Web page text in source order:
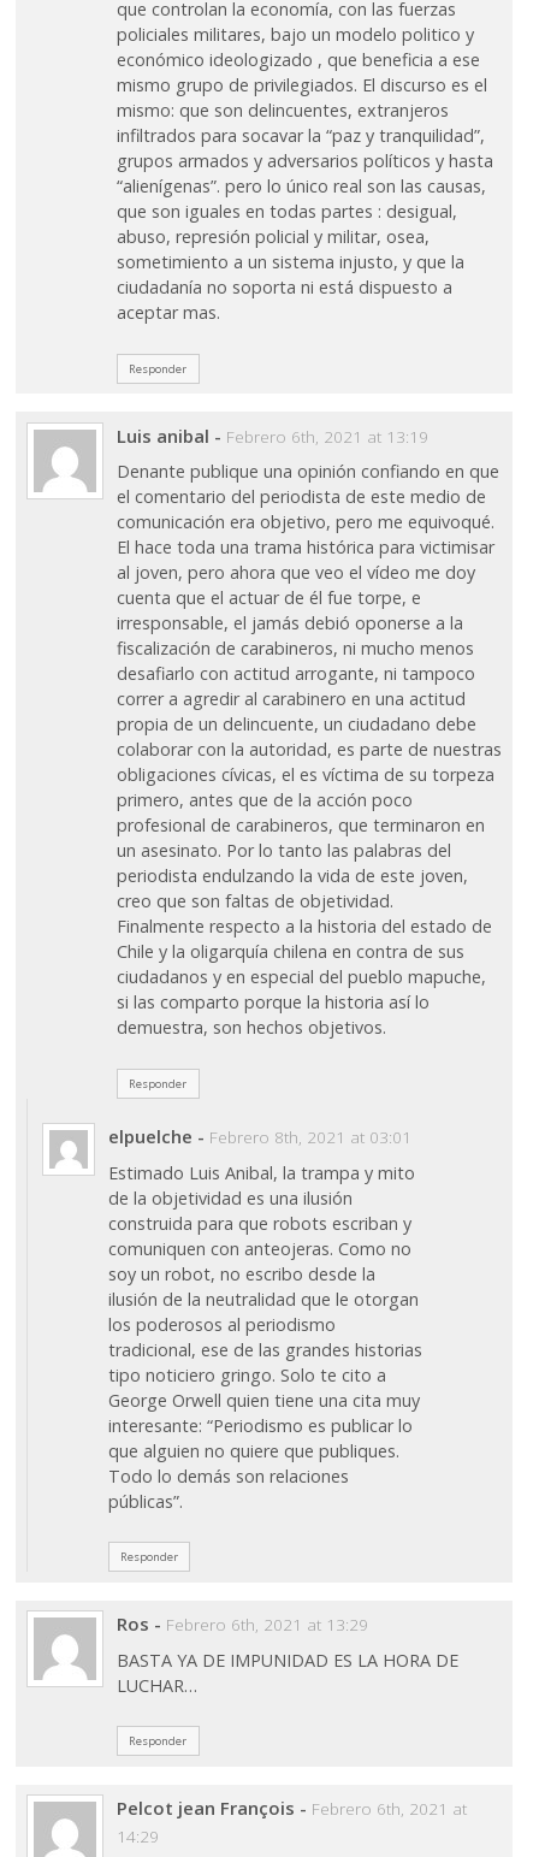
que controlan la economía, con las fuerzas
policiales militares, bajo un modelo politico y
económico ideologizado , que beneficia a ese
mismo grupo de privilegiados. El discurso es el
mismo: que son delincuentes, extranjeros
infiltrados para socavar la “paz y tranquilidad”,
grupos armados y adversarios políticos y hasta
“alienígenas”. pero lo único real son las causas,
que son iguales en todas partes : desigual,
abuso, represión policial y militar, osea,
sometimiento a un sistema injusto, y que la
ciudadanía no soporta ni está dispuesto a
aceptar mas.
Responder
Luis anibal - Febrero 6th, 2021 at 13:19
Denante publique una opinión confiando en que
el comentario del periodista de este medio de
comunicación era objetivo, pero me equivoqué.
El hace toda una trama histórica para victimisar
al joven, pero ahora que veo el vídeo me doy
cuenta que el actuar de él fue torpe, e
irresponsable, el jamás debió oponerse a la
fiscalización de carabineros, ni mucho menos
desafiarlo con actitud arrogante, ni tampoco
correr a agredir al carabinero en una actitud
propia de un delincuente, un ciudadano debe
colaborar con la autoridad, es parte de nuestras
obligaciones cívicas, el es víctima de su torpeza
primero, antes que de la acción poco
profesional de carabineros, que terminaron en
un asesinato. Por lo tanto las palabras del
periodista endulzando la vida de este joven,
creo que son faltas de objetividad.
Finalmente respecto a la historia del estado de
Chile y la oligarquía chilena en contra de sus
ciudadanos y en especial del pueblo mapuche,
si las comparto porque la historia así lo
demuestra, son hechos objetivos.
Responder
elpuelche - Febrero 8th, 2021 at 03:01
Estimado Luis Anibal, la trampa y mito
de la objetividad es una ilusión
construida para que robots escriban y
comuniquen con anteojeras. Como no
soy un robot, no escribo desde la
ilusión de la neutralidad que le otorgan
los poderosos al periodismo
tradicional, ese de las grandes historias
tipo noticiero gringo. Solo te cito a
George Orwell quien tiene una cita muy
interesante: “Periodismo es publicar lo
que alguien no quiere que publiques.
Todo lo demás son relaciones
públicas”.
Responder
Ros - Febrero 6th, 2021 at 13:29
BASTA YA DE IMPUNIDAD ES LA HORA DE
LUCHAR…
Responder
Pelcot jean François - Febrero 6th, 2021 at
14:29